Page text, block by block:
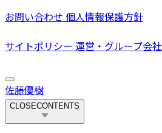
お問い合わせ 個人情報保護方針
サイトポリシー 運営・グループ会社
佐藤優樹
CLOSECONTENTS